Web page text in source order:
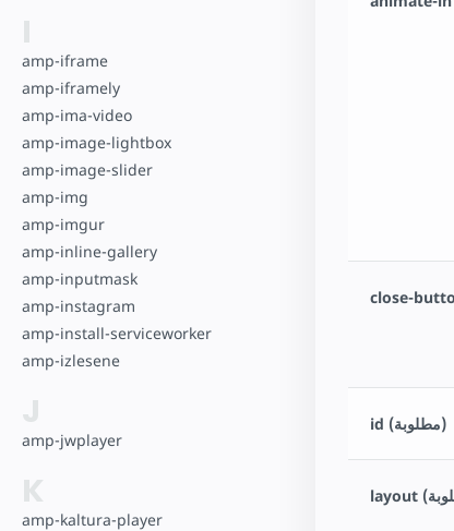
I
amp-iframe
amp-iframely
amp-ima-video
amp-image-lightbox
amp-image-slider
amp-img
amp-imgur
amp-inline-gallery
amp-inputmask
amp-instagram
amp-install-serviceworker
amp-izlesene
J
amp-jwplayer
K
amp-kaltura-player
id (مطلوبة)